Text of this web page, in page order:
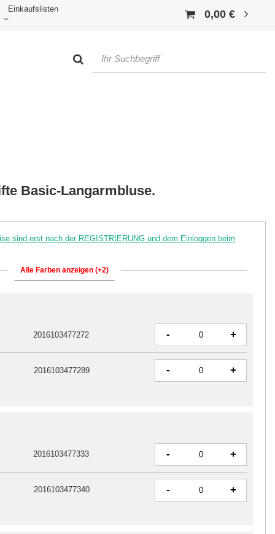
Einkaufslisten 0,00 €
Basic-Langarmbluse.
sind erst nach der REGISTRIERUNG und dem Einloggen beim
Alle Farben anzeigen (+2)
2016103477272 - +
2016103477289 - +
2016103477333 - +
2016103477340 - +